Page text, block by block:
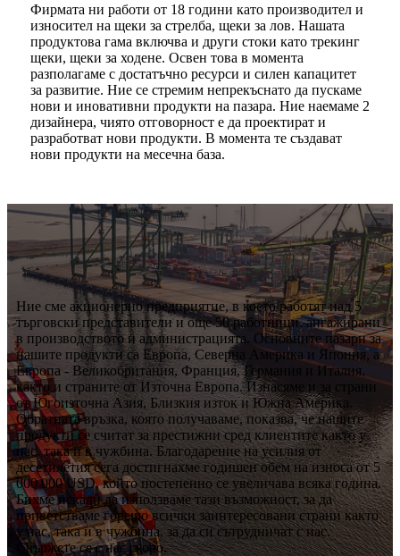
Фирмата ни работи от 18 години като производител и
износител на щеки за стрелба, щеки за лов. Нашата
продуктова гама включва и други стоки като трекинг
щеки, щеки за ходене. Освен това в момента
разполагаме с достатъчно ресурси и силен капацитет
за развитие. Ние се стремим непрекъснато да пускаме
нови и иновативни продукти на пазара. Ние наемаме 2
дизайнера, чиято отговорност е да проектират и
разработват нови продукти. В момента те създават
нови продукти на месечна база.
Ние сме акционерно предприятие, в което работят над 5
търговски представители и още 50 работници, ангажирани
в производството и администрацията. Основните пазари за
нашите продукти са Европа, Северна Америка и Япония, а
Европа - Великобритания, Франция, Германия и Италия,
както и страните от Източна Европа. Изнасяме и за страни
от Югоизточна Азия, Близкия изток и Южна Америка.
Обратната връзка, която получаваме, показва, че нашите
продукти се считат за престижни сред клиентите както у
нас, така и в чужбина. Благодарение на усилия от
десетилетия сега достигнахме годишен обем на износа от 5
000 000 USD, който постепенно се увеличава всяка година.
Бихме искали да използваме тази възможност, за да
приветстваме горещо всички заинтересовани страни както
у нас, така и в чужбина, за да си сътрудничат с нас.
Свържете се с нас скоро.